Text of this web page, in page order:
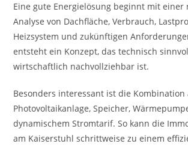
Eine gute Energielösung beginnt mit einer
Analyse von Dachfläche, Verbrauch,
Heizsystem und zukünftigen
entsteht ein Konzept, das technisch
wirtschaftlich nachvollziehbar ist.
Besonders interessant ist die Kombination
Photovoltaikanlage, Speicher,
dynamischem Stromtarif. So kann die
am Kaiserstuhl schrittweise zu einem